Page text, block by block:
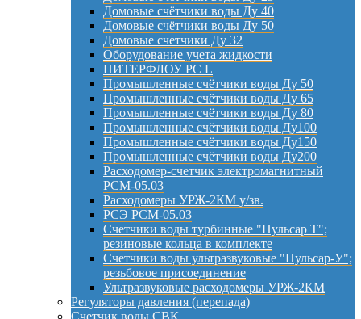
Домовые счётчики воды Ду 40
Домовые счётчики воды Ду 50
Домовые счетчики Ду 32
Оборудование учета жидкости
ПИТЕРФЛОУ РС L
Промышленные счётчики воды Ду 50
Промышленные счётчики воды Ду 65
Промышленные счётчики воды Ду 80
Промышленные счётчики воды Ду100
Промышленные счётчики воды Ду150
Промышленные счётчики воды Ду200
Расходомер-счетчик электромагнитный
РСМ-05.03
Расходомеры УРЖ-2КМ у/зв.
РСЭ РСМ-05.03
Счетчики воды турбинные "Пульсар Т";
резиновые кольца в комплекте
Счетчики воды ультразвуковые "Пульсар-У";
резьбовое присоединение
Ультразвуковые расходомеры УРЖ-2КМ
Регуляторы давления (перепада)
Счетчик воды СВК